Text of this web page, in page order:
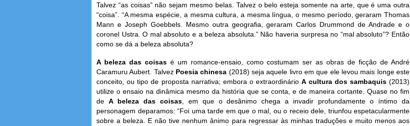
Talvez “as coisas” não sejam mesmo belas. Talvez o belo esteja somente na arte, que é uma outra
“coisa”. “A mesma espécie, a mesma cultura, a mesma língua, o mesmo período, geraram Thomas
Mann e Joseph Goebbels. Mesmo outra geografia, geraram Carlos Drummond de Andrade e o
coronel Ustra. O mal absoluto e a beleza absoluta.” Não haveria surpresa no “mal absoluto”? Então
como se dá a beleza absoluta?
A beleza das coisas é um romance-ensaio, como costumam ser as obras de ficção de André
Caramuru Aubert. Talvez Poesia chinesa (2018) seja aquele livro em que ele levou mais longe este
conceito, ou tipo de proposta narrativa; embora o extraordinárioA cultura dos sambaquis(2013)
utilize o ensaio na dinâmica mesmo da história que se conta, e de maneira cortante. Quase no fim
de A beleza das coisas, em que o desânimo chega a invadir profundamente o íntimo da
personagem deparamos: “Foi uma tarde em que o mal, ou o receio dele, triunfou espetacularmente
sobre a beleza. E não tive nenhum ânimo para regressar às minhas traduções e muito menos aos